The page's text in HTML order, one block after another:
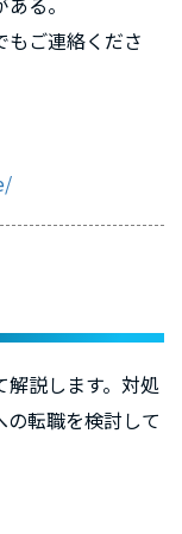
もご連絡くださ
説します。対処
転職を検討して